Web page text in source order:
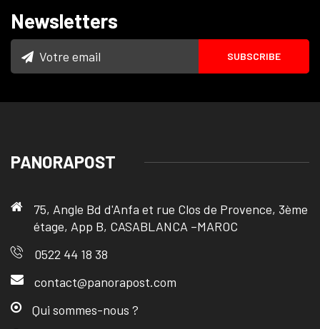
Newsletters
PANORAPOST
75, Angle Bd d'Anfa et rue Clos de Provence, 3ème
étage, App B, CASABLANCA –MAROC
0522 44 18 38
contact@panorapost.com
Qui sommes-nous ?